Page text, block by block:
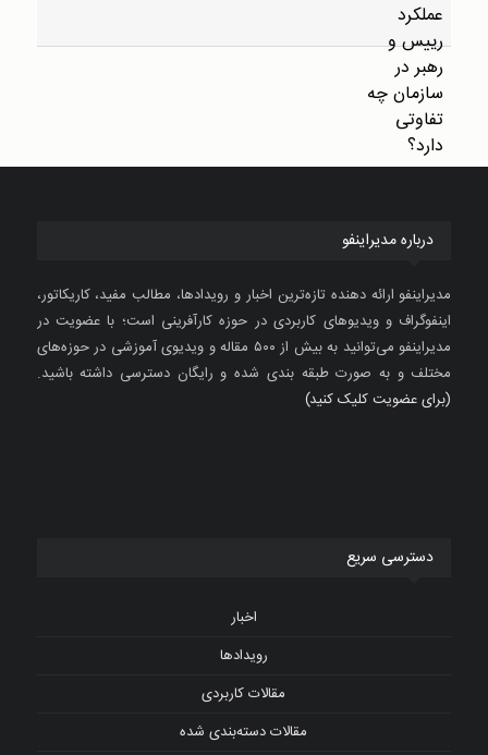
درباره مدیراینفو
مدیراینفو ارائه دهنده تازه‌ترین اخبار و رویدادها، مطالب مفید، کاریکاتور،
اینفوگراف و ویدیوهای کاربردی در حوزه کارآفرینی است؛ با عضویت در
مدیراینفو می‌توانید به بیش از ۵۰۰ مقاله و ویدیوی آموزشی در حوزه‌های
مختلف و به صورت طبقه بندی شده و رایگان دسترسی داشته باشید.
(برای عضویت کلیک کنید)
دسترسی سریع
اخبار
رویدادها
مقالات کاربردی
مقالات دسته‌بندی شده